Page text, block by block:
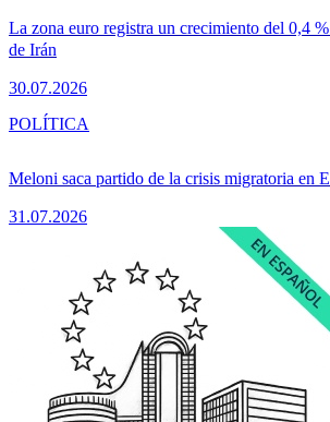
La zona euro registra un crecimiento del 0,4
de Irán
30.07.2026
Meloni saca partido de la crisis migratoria en
31.07.2026
POLÍTICA